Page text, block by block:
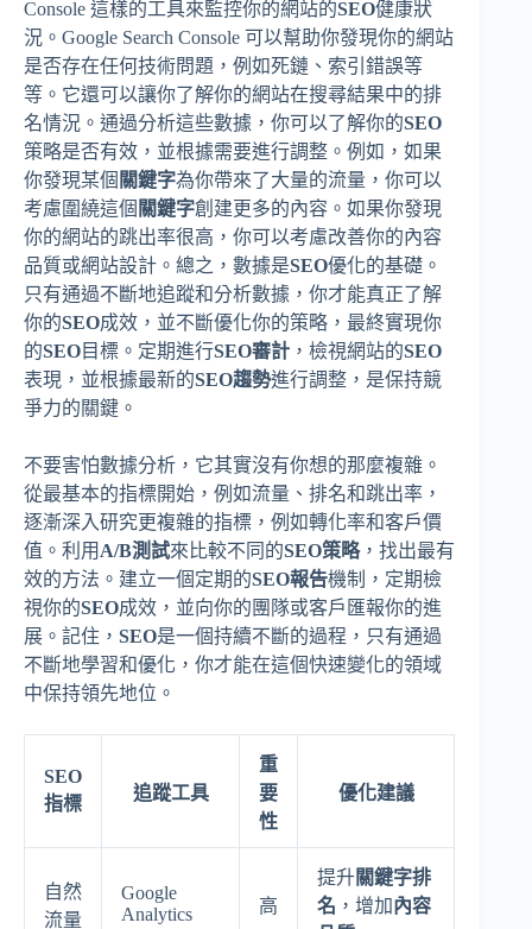
Console 這樣的工具來監控你的網站的SEO健康狀
況。Google Search Console 可以幫助你發現你的網站
是否存在任何技術問題，例如死鏈、索引錯誤等
等。它還可以讓你了解你的網站在搜尋結果中的排
名情況。通過分析這些數據，你可以了解你的SEO
策略是否有效，並根據需要進行調整。例如，如果
你發現某個 關鍵字為你帶來了大量的流量，你可以
考慮圍繞這個 關鍵字創建更多的內容。如果你發現
你的網站的跳出率很高，你可以考慮改善你的內容
品質或網站設計。總之，數據是SEO優化的基礎。
只有通過不斷地追蹤和分析數據，你才能真正了解
你的SEO成效，並不斷優化你的策略，最終實現你
的SEO目標。定期進行SEO審計 ，檢視網站的SEO
表現，並根據最新的SEO趨勢進行調整，是保持競
爭力的關鍵。
不要害怕數據分析，它其實沒有你想的那麼複雜。
從最基本的指標開始，例如流量、排名和跳出率，
逐漸深入研究更複雜的指標，例如轉化率和客戶價
值。利用 A/B測試來比較不同的SEO策略，找出最有
效的方法。建立一個定期的SEO報告機制，定期檢
視你的SEO成效，並向你的團隊或客戶匯報你的進
展。記住， SEO是一個持續不斷的過程，只有通過
不斷地學習和優化，你才能在這個快速變化的領域
中保持領先地位。
SEO
指標
追蹤工具
重
要
性
優化建議
自然
流量
Google
Analytics
高
提升關鍵字排
名 ，增加內容